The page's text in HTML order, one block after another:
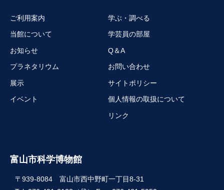
富山市科学博物館
〒939-8084 富山市西中野町一丁目8-31
ご利用案内
当館について
お知らせ
プラネタリウム
展示
イベント
学ぶ・調べる
学芸員の部屋
Q＆A
お問い合わせ
サイトポリシー
個人情報の取扱について
リンク